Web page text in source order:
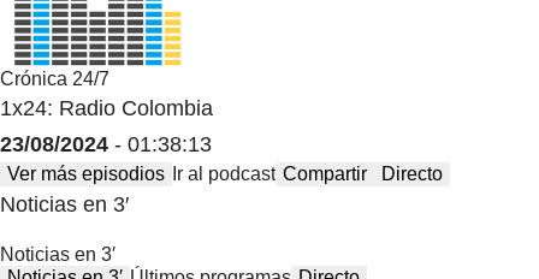
Crónica 24/7
1x24: Radio Colombia
23/08/2024 - 01:38:13
Ver más episodios Ir al podcast Compartir Directo
Noticias en 3′
Noticias en 3′